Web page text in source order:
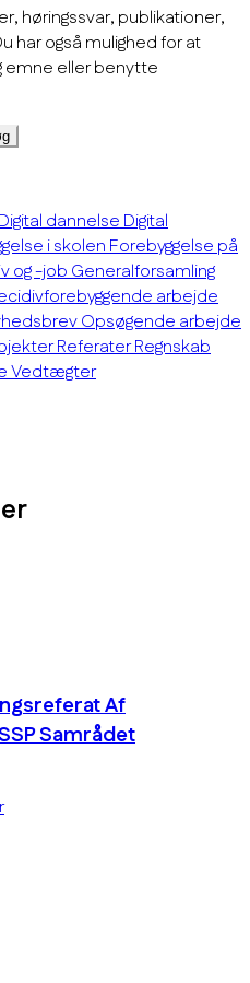
høringssvar, publikationer,
har også mulighed for at
emne eller benytte
dannelseDigital
i skolenForebyggelse på
og -jobGeneralforsamling
arbejde
Opsøgende arbejde
ReferaterRegnskab
Vedtægter
Af
Samrådet